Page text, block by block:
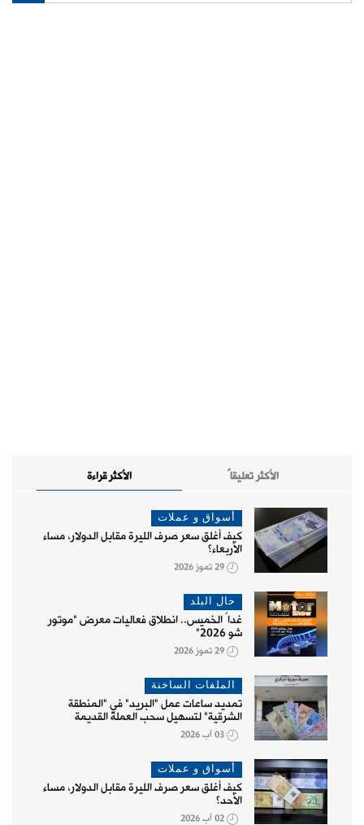
الأكثر قراءة الأكثر تعليقاً
أسواق و عملات
كيف أغلق سعر صرف الليرة مقابل الدولار، مساء
الأربعاء؟
29 تموز 2026
حال البلد
غداً الخميس.. انطلاق فعاليات معرض "موتور
شو 2026"
29 تموز 2026
الملفات الساخنة
تمديد ساعات عمل "البريد" في "المنطقة
الشرقية" لتسهيل سحب العملة القديمة
03 آب 2026
أسواق و عملات
كيف أغلق سعر صرف الليرة مقابل الدولار، مساء
الأحد؟
02 آب 2026